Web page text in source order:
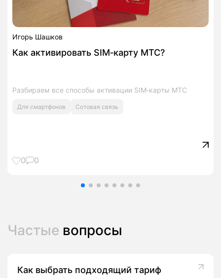
Игорь Шашков
Как активировать SIM‑карту МТС?
Разбираем все способы активации SIM‑карты МТС
Для смартфонов Сотовая связь
0 0
Частые вопросы
Как выбрать подходящий тариф